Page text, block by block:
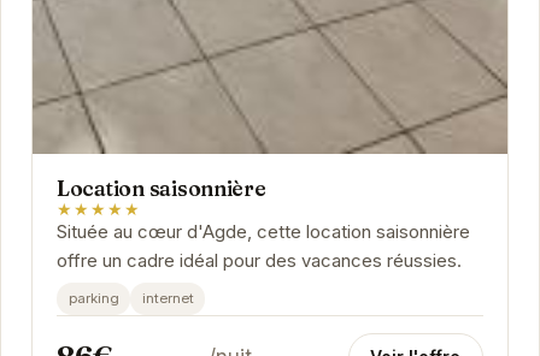
Location saisonnière
★★★★★
Située au cœur d'Agde, cette location saisonnière
offre un cadre idéal pour des vacances réussies.
parking internet